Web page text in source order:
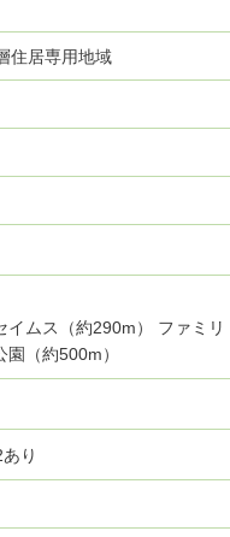
住居専用地域
ムス（約290m） ファミリ
（約500m）
り